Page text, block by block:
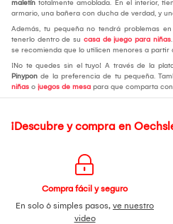
maletín totalmente amoblada. En el interior,
armario, una bañera con ducha de verdad, y
Además, tu pequeña no tendrá problemas
tenerlo dentro de su casa de juego para niñas
se recomienda que lo utilicen menores a partir
¡No te quedes sin el tuyo! A través de la
Pinypon de la preferencia de tu pequeña.
niñas o juegos de mesa para que comparta
¡Descubre y compra en
Compra fácil y seguro
En solo 6 simples pasos, ve nuestro
video